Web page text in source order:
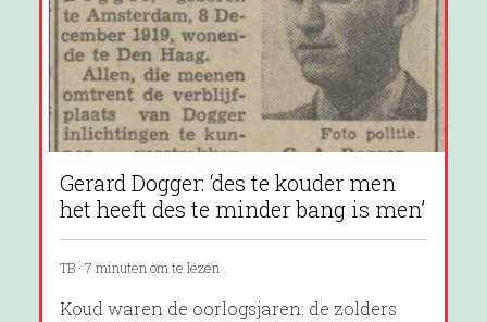
Gerard Dogger: ‘des te kouder men
het heeft des te minder bang is men’
TB · 7 minuten om te lezen
Koud waren de oorlogsjaren: de zolders